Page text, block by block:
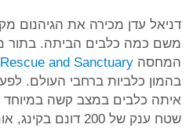
דניאל עדן מכירה את הגיהנום
משם כמה כלבים הביתה. בתור
המחסה and Sanctuary
בהמון כלביות ברחבי העולם.
איתה כלבים במצב קשה במיוחד
שטח ענק של 200 דונם בקינג, אונטריו, קנדה.